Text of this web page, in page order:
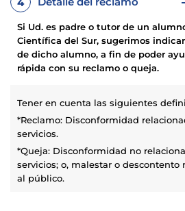
Si Ud. es padre o tutor de un
Científica del Sur, sugerimos
de dicho alumno, a fin de poder
rápida con su reclamo o queja.
Tener en cuenta las siguientes
*Reclamo: Disconformidad
servicios.
*Queja: Disconformidad no
servicios; o, malestar o descontento
al público.